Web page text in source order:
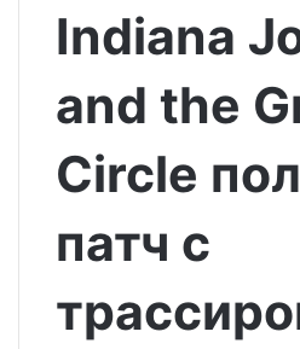
Indiana
and the
Circle
патч c